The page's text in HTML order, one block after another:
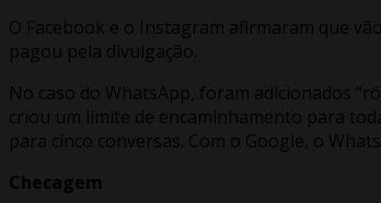
O Facebook e o Instagram afirmaram que
pagou pela divulgação.
No caso do WhatsApp, foram adicionados
criou um limite de encaminhamento para
para cinco conversas. Com o Google, o
Checagem